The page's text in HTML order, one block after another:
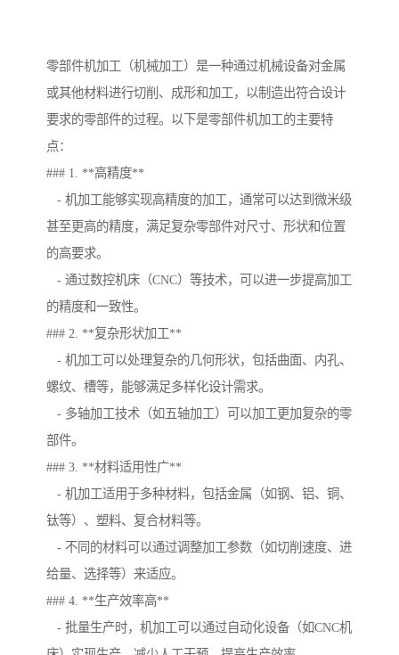
零部件机加工（机械加工）是一种通过机械设备对金属
或其他材料进行切削、成形和加工，以制造出符合设计
要求的零部件的过程。以下是零部件机加工的主要特
点：
### 1. **高精度**
- 机加工能够实现高精度的加工，通常可以达到微米级
甚至更高的精度，满足复杂零部件对尺寸、形状和位置
的高要求。
- 通过数控机床（CNC）等技术，可以进一步提高加工
的精度和一致性。
### 2. **复杂形状加工**
- 机加工可以处理复杂的几何形状，包括曲面、内孔、
螺纹、槽等，能够满足多样化设计需求。
- 多轴加工技术（如五轴加工）可以加工更加复杂的零
部件。
### 3. **材料适用性广**
- 机加工适用于多种材料，包括金属（如钢、铝、铜、
钛等）、塑料、复合材料等。
- 不同的材料可以通过调整加工参数（如切削速度、进
给量、选择等）来适应。
### 4. **生产效率高**
- 批量生产时，机加工可以通过自动化设备（如CNC机